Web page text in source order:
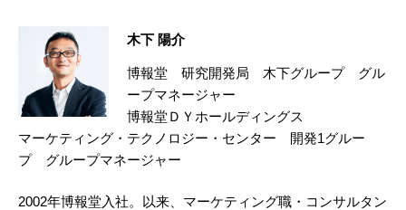
木下 陽介
博報堂 研究開発局 木下グループ グル
ープマネージャー
博報堂ＤＹホールディングス
マーケティング・テクノロジー・センター 開発1グルー
プ グループマネージャー
2002年博報堂入社。以来、マーケティング職・コンサルタン